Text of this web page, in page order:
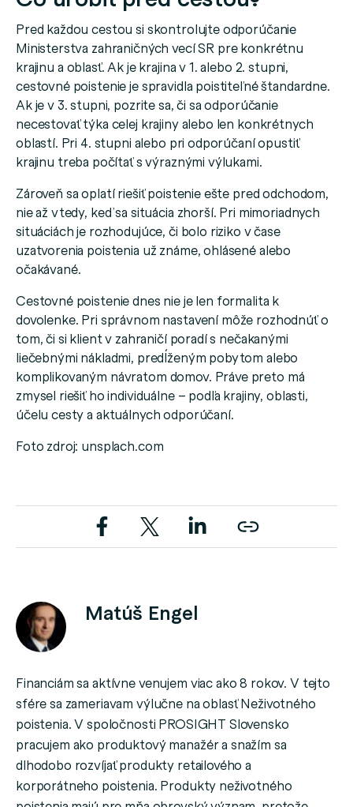
Pred každou cestou si skontrolujte odporúčanie
Ministerstva zahraničných vecí SR pre konkrétnu
krajinu a oblasť. Ak je krajina v 1. alebo 2. stupni,
cestovné poistenie je spravidla poistiteľné štandardne.
Ak je v 3. stupni, pozrite sa, či sa odporúčanie
necestovať týka celej krajiny alebo len konkrétnych
oblastí. Pri 4. stupni alebo pri odporúčaní opustiť
krajinu treba počítať s výraznými výlukami.
Zároveň sa oplatí riešiť poistenie ešte pred odchodom,
nie až vtedy, keď sa situácia zhorší. Pri mimoriadnych
situáciách je rozhodujúce, či bolo riziko v čase
uzatvorenia poistenia už známe, ohlásené alebo
očakávané.
Cestovné poistenie dnes nie je len formalita k
dovolenke. Pri správnom nastavení môže rozhodnúť o
tom, či si klient v zahraničí poradí s nečakanými
liečebnými nákladmi, predĺženým pobytom alebo
komplikovaným návratom domov. Práve preto má
zmysel riešiť ho individuálne – podľa krajiny, oblasti,
účelu cesty a aktuálnych odporúčaní.
Foto zdroj: unsplach.com
Matúš Engel
Financiám sa aktívne venujem viac ako 8 rokov. V tejto
sfére sa zameriavam výlučne na oblasť Neživotného
poistenia. V spoločnosti PROSIGHT Slovensko
pracujem ako produktový manažér a snažím sa
dlhodobo rozvíjať produkty retailového a
korporátneho poistenia. Produkty neživotného